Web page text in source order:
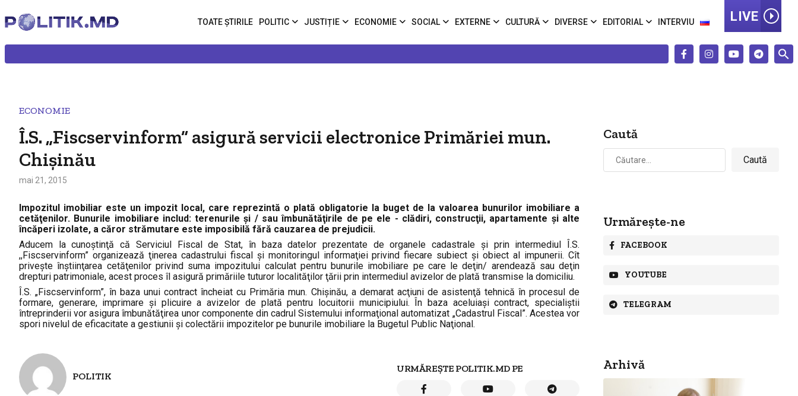
TOATE ȘTIRILE POLITIC JUSTIȚIE ECONOMIE SOCIAL EXTERNE CULTURĂ DIVERSE EDITORIAL INTERVIU LIVE
ECONOMIE
Î.S. „Fiscservinform” asigură servicii electronice Primăriei mun.
Chişinău
mai 21, 2015
Impozitul imobiliar este un impozit local, care reprezintă o plată obligatorie la buget de la valoarea bunurilor imobiliare a
cetăţenilor. Bunurile imobiliare includ: terenurile şi / sau îmbunătăţirile de pe ele - clădiri, construcţii, apartamente şi alte
încăperi izolate, a căror strămutare este imposibilă fără cauzarea de prejudicii.
Aducem la cunoştinţă că Serviciul Fiscal de Stat, în baza datelor prezentate de organele cadastrale şi prin intermediul Î.S.
,,Fiscservinform” organizează ţinerea cadastrului fiscal şi monitoringul informaţiei privind fiecare subiect şi obiect al impunerii. Cît
priveşte înştiinţarea cetăţenilor privind suma impozitului calculat pentru bunurile imobiliare pe care le deţin/ arendează sau deţin
drepturi patrimoniale, acest proces îl asigură primăriile tuturor localităţilor ţării prin intermediul avizelor de plată transmise la domiciliu.
Î.S. „Fiscservinform”, în baza unui contract încheiat cu Primăria mun. Chişinău, a demarat acţiuni de asistenţă tehnică în procesul de
formare, generare, imprimare şi plicuire a avizelor de plată pentru locuitorii municipiului. În baza aceluiaşi contract, specialiştii
întreprinderii vor asigura îmbunătăţirea unor componente din cadrul Sistemului informaţional automatizat „Cadastrul Fiscal”. Acestea vor
spori nivelul de eficacitate a gestiunii şi colectării impozitelor pe bunurile imobiliare la Bugetul Public Naţional.
POLITIK
URMĂREȘTE POLITIK.MD PE
Caută
Caută
după:
Urmărește-ne
FACEBOOK
YOUTUBE
TELEGRAM
Arhivă